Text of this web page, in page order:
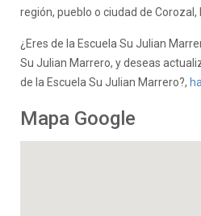
región, pueblo o ciudad de Corozal,
¿Eres de la Escuela Su Julian
Su Julian Marrero, y deseas
de la Escuela Su Julian Marrero?,
Mapa Google